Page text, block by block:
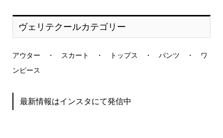
ヴェリテクールカテゴリー
アウター ・ スカート ・ トップス ・ パンツ ・ ワ
ンピース
最新情報はインスタにて発信中